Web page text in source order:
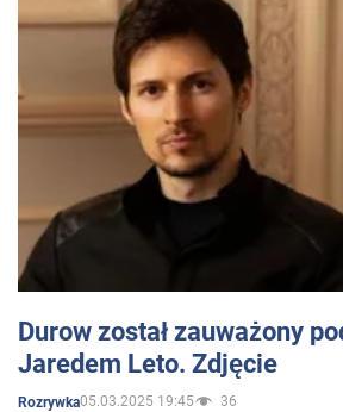
Durow został zauważony
Jaredem Leto. Zdjęcie
Rozrywka05.03.2025 19:45 36